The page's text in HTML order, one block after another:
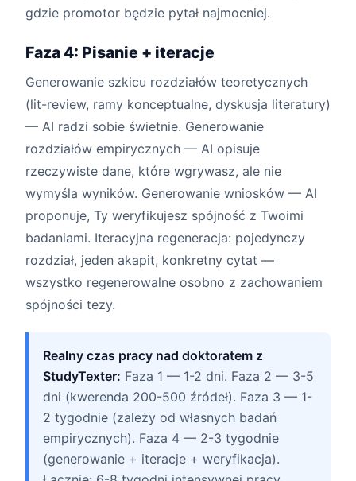
gdzie promotor będzie pytał najmocniej.
Faza 4: Pisanie + iteracje
Generowanie szkicu rozdziałów teoretycznych
(lit-review, ramy konceptualne, dyskusja literatury)
— AI radzi sobie świetnie. Generowanie
rozdziałów empirycznych — AI opisuje
rzeczywiste dane, które wgrywasz, ale nie
wymyśla wyników. Generowanie wniosków — AI
proponuje, Ty weryfikujesz spójność z Twoimi
badaniami. Iteracyjna regeneracja: pojedynczy
rozdział, jeden akapit, konkretny cytat —
wszystko regenerowalne osobno z zachowaniem
spójności tezy.
Realny czas pracy nad doktoratem z
StudyTexter: Faza 1 — 1-2 dni. Faza 2 — 3-5
dni (kwerenda 200-500 źródeł). Faza 3 — 1-
2 tygodnie (zależy od własnych badań
empirycznych). Faza 4 — 2-3 tygodnie
(generowanie + iteracje + weryfikacja).